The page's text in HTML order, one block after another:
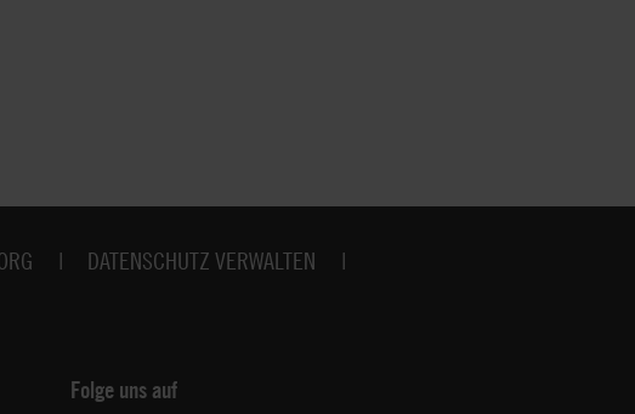
DATENSCHUTZ VERWALTEN
Folge uns auf